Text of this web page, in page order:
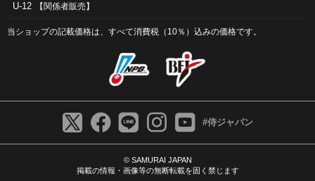
U-12 【関係者販売】
当ショップの記載価格は、すべて消費税（10％）込みの価格です。
#侍ジャパン
© SAMURAI JAPAN
掲載の情報・画像等の無断転載を固く禁じます